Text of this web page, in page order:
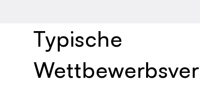
Typische